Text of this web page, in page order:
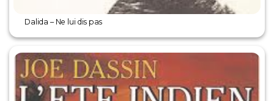
Dalida – Ne lui dis pas